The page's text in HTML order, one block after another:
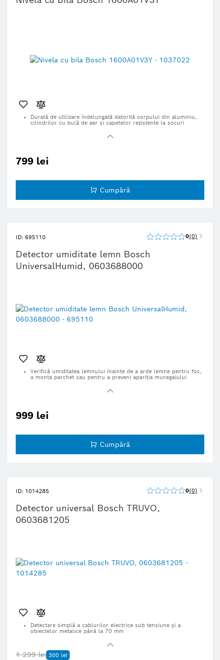
Durată de utilizare îndelungată datorită corpului din aluminiu,
cilindrilor cu bulă de aer şi capetelor rezistente la şocuri
Corpul subţire din aluminiu şi suprafaţa structurată din partea
inferioară garantează manevrarea ergonomică
facilitate
799 lei
Cumpără
ID: 695110 0 0
Detector umiditate lemn Bosch
UniversalHumid, 0603688000
Verifică umiditatea lemnului înainte de a arde lemne pentru foc,
a monta parchet sau pentru a preveni apariţia mucegaiului
Higrometru cu pini, cu interval mare de măsurare pentru toate
două categorii şi intervale de măsurare)
segmentului; oprire automată
Dotate cu caracteristici de sustenabilitate; află mai multe detalii
999 lei
Cumpără
ID: 1014285 0 0
Detector universal Bosch TRUVO,
0603681205
Detectare simplă a cablurilor electrice sub tensiune şi a
obiectelor metalice până la 70 mm
Un afişaj clar tip semafor cu LED-uri indică locurile în care nu
1 299 lei 300 lei